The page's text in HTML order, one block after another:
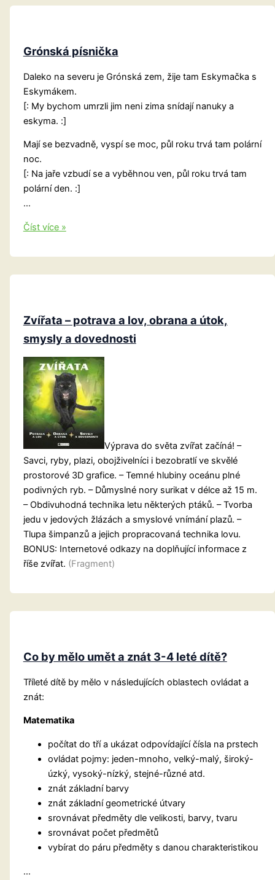
Grónská písnička
Daleko na severu je Grónská zem, žije tam Eskymačka s
Eskymákem.
[: My bychom umrzli jim neni zima snídají nanuky a
eskyma. :]
Mají se bezvadně, vyspí se moc, půl roku trvá tam polární
noc.
[: Na jaře vzbudí se a vyběhnou ven, půl roku trvá tam
polární den. :]
…
Grónská
Číst více »
Zvířata – potrava a lov, obrana a útok,
smysly a dovednosti
Výprava do světa zvířat začíná! –
Savci, ryby, plazi, obojživelníci i bezobratlí ve skvělé
prostorové 3D grafice. – Temné hlubiny oceánu plné
podivných ryb. – Důmyslné nory surikat v délce až 15 m.
– Obdivuhodná technika letu některých ptáků. – Tvorba
jedu v jedových žlázách a smyslové vnímání plazů. –
Tlupa šimpanzů a jejich propracovaná technika lovu.
BONUS: Internetové odkazy na doplňující informace z
říše zvířat. (Fragment)
Co by mělo umět a znát 3-4 leté dítě?
Tříleté dítě by mělo v následujících oblastech ovládat a
znát:
Matematika
počítat do tří a ukázat odpovídající čísla na prstech
ovládat pojmy: jeden-mnoho, velký-malý, široký-
úzký, vysoký-nízký, stejné-různé atd.
znát základní barvy
znát základní geometrické útvary
srovnávat předměty dle velikosti, barvy, tvaru
srovnávat počet předmětů
vybírat do páru předměty s danou charakteristikou
…